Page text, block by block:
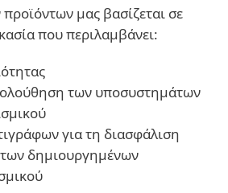
μας βασίζεται σε
που περιλαμβάνει:
των υποσυστημάτων
για τη διασφάλιση
δημιουργημένων